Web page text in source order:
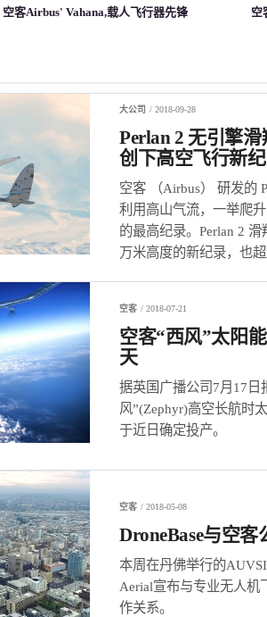
空客Airbus' Vahana,载人飞行器先锋 空
大公司 / 2018-09-28
Perlan 2 无引擎滑
创下高空飞行新
空客 （Airbus） 研发的
利用高山气流，一举爬
的最高纪录。Perlan 2
万米高度的新纪录，也
空客 / 2018-07-21
空客“西风”太阳
天
据英国广播公司7月17日
风”(Zephyr)高空长航时
于近日确定投产。
空客 / 2018-05-08
DroneBase与空
本周在丹佛举行的
Aerial宣布与专业无人机
作关系。